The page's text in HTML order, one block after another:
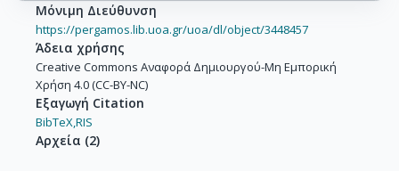
Μόνιμη Διεύθυνση
https://pergamos.lib.uoa.gr/uoa/dl/object/3448457
Άδεια χρήσης
Creative Commons Αναφορά Δημιουργού-Μη Εμπορική
Χρήση 4.0 (CC-BY-NC)
Εξαγωγή Citation
BibTeX,RIS
Αρχεία (2)